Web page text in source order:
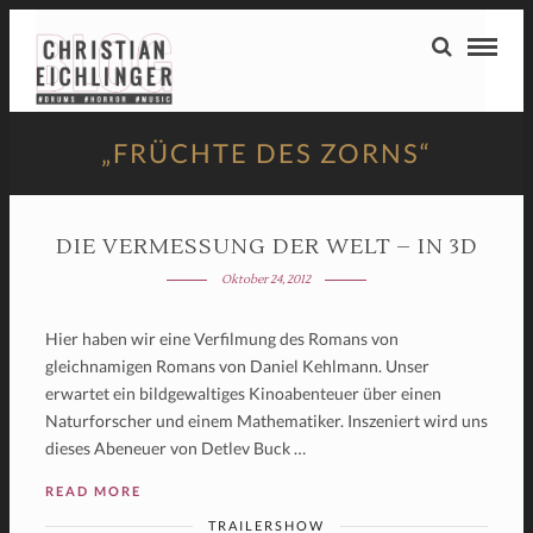
„FRÜCHTE DES ZORNS“
DIE VERMESSUNG DER WELT – IN 3D
Oktober 24, 2012
Hier haben wir eine Verfilmung des Romans von
gleichnamigen Romans von Daniel Kehlmann. Unser
erwartet ein bildgewaltiges Kinoabenteuer über einen
Naturforscher und einem Mathematiker. Inszeniert wird uns
dieses Abeneuer von Detlev Buck …
READ MORE
TRAILERSHOW